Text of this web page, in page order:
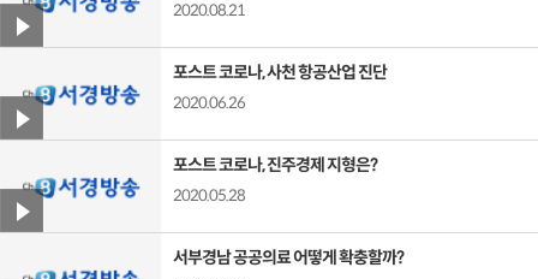
2020.08.21
포스트 코로나, 사천 항공산업 진단
2020.06.26
포스트 코로나, 진주경제 지형은?
2020.05.28
서부경남 공공의료 어떻게 확충할까?